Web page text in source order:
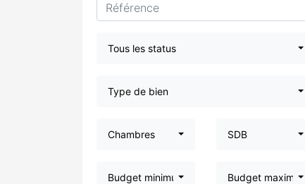
Tous les status
Type de bien
Chambres SDB
Budget minimum Budget maximum